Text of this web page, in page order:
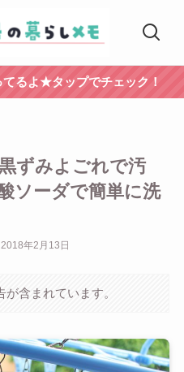
るよ★タップでチェック！
ずみよごれで汚
ソーダで簡単に洗
2018年2月13日
含まれています。